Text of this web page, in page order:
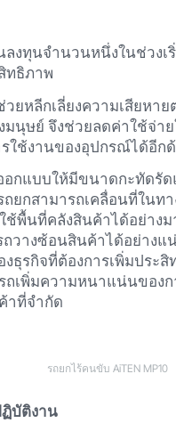
ลงทุนจำนวนหนึ่งในช่วง
ทธิภาพ
ยหลีกเลี่ยงความเสียหา
นุษย์ จึงช่วยลดค่าใช้จ่า
ใช้งานของอุปกรณ์ได้อีก
กแบบให้มีขนาดกะทัดรั
ถยกสามารถเคลื่อนที่ใน
ช้พื้นที่คลังสินค้าได้อย่า
วางซ้อนสินค้าได้อย่างแ
ธุรกิจที่ต้องการเพิ่มประ
เพิ่มความหนาแน่นของ
าที่จำกัด
รถยกไร้คนขับ AiTEN MP10
ฏิบัติงาน